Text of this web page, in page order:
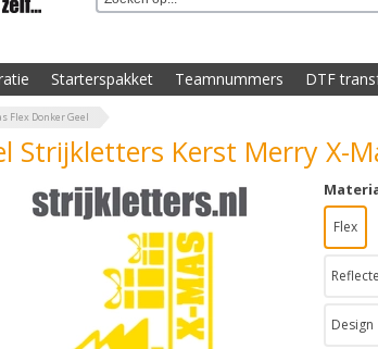
Starterspakket Teamnummers DTF
Flex Donker Geel
Strijkletters Kerst Merry X-
Flex
Design